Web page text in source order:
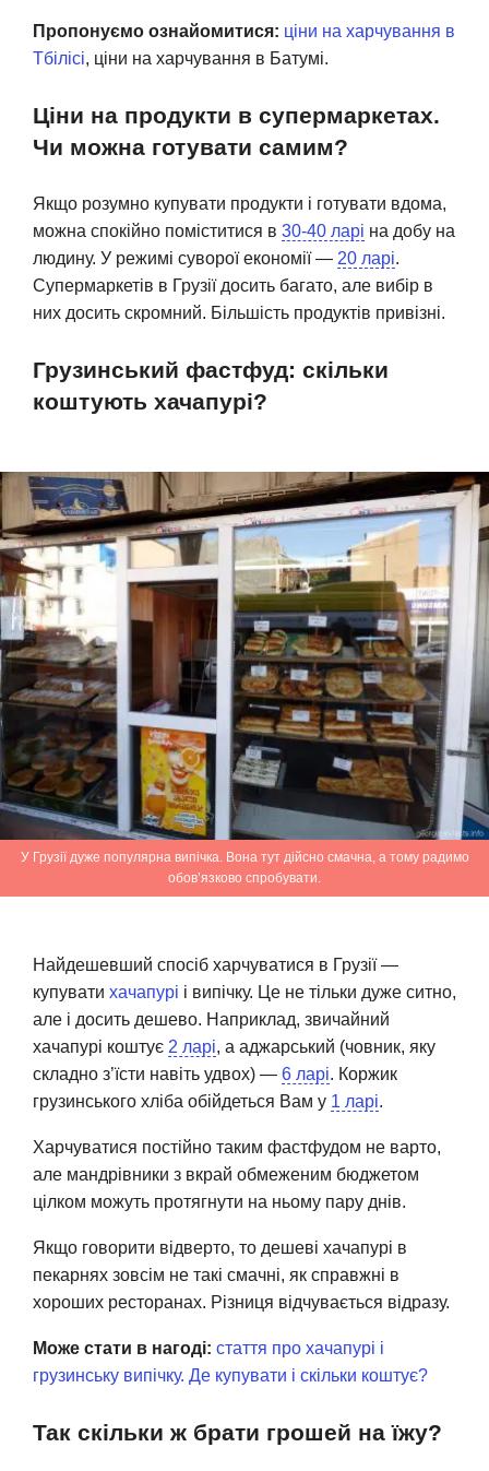
Пропонуємо ознайомитися: ціни на харчування в
Тбілісі, ціни на харчування в Батумі.
Ціни на продукти в супермаркетах.
Чи можна готувати самим?
Якщо розумно купувати продукти і готувати вдома,
можна спокійно поміститися в 30-40 ларі на добу на
людину. У режимі суворої економії — 20 ларі.
Супермаркетів в Грузії досить багато, але вибір в
них досить скромний. Більшість продуктів привізні.
Грузинський фастфуд: скільки
коштують хачапурі?
У Грузії дуже популярна випічка. Вона тут дійсно смачна, а тому радимо
обов’язково спробувати.
Найдешевший спосіб харчуватися в Грузії —
купувати хачапурі і випічку. Це не тільки дуже ситно,
але і досить дешево. Наприклад, звичайний
хачапурі коштує 2 ларі, а аджарський (човник, яку
складно з’їсти навіть удвох) — 6 ларі. Коржик
грузинського хліба обійдеться Вам у 1 ларі.
Харчуватися постійно таким фастфудом не варто,
але мандрівники з вкрай обмеженим бюджетом
цілком можуть протягнути на ньому пару днів.
Якщо говорити відверто, то дешеві хачапурі в
пекарнях зовсім не такі смачні, як справжні в
хороших ресторанах. Різниця відчувається відразу.
Може стати в нагоді: стаття про хачапурі і
грузинську випічку. Де купувати і скільки коштує?
Так скільки ж брати грошей на їжу?